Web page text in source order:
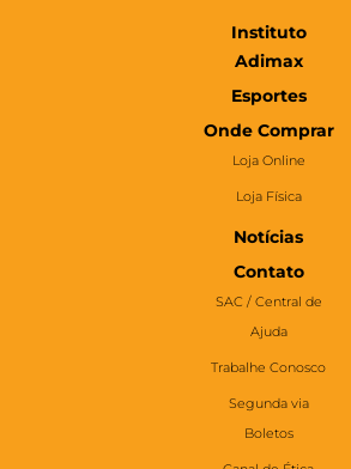
Instituto
Adimax
Esportes
Onde Comprar
Loja Online
Loja Física
Notícias
Contato
SAC / Central de
Ajuda
Trabalhe Conosco
Segunda via
Boletos